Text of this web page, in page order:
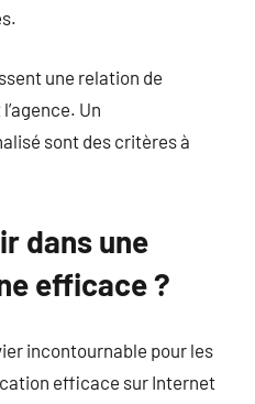
une relation de
Un
sont des critères à
dans une
efficace ?
incontournable pour les
efficace sur Internet